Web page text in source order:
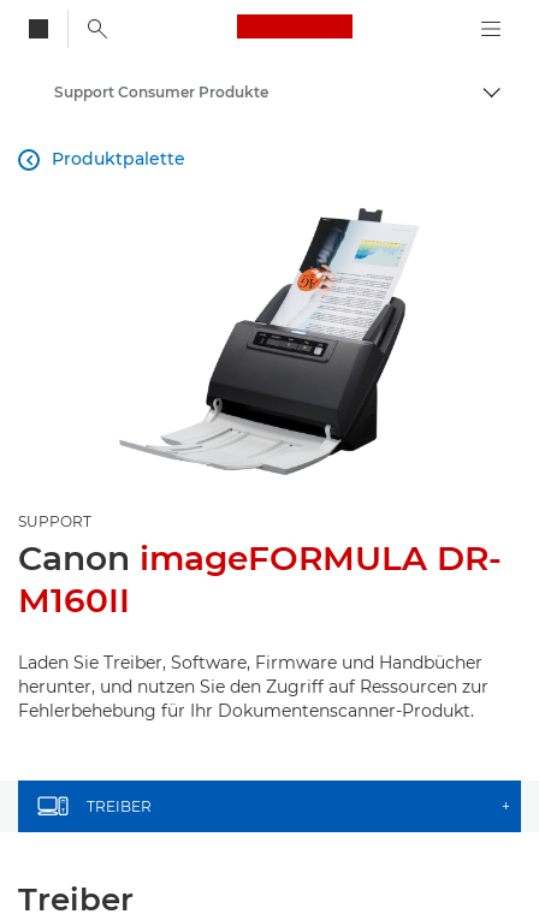
Canon Logo, back
Auf
Support Consumer Produkte
Produktpalette

SUPPORT
Canon imageFORMULA DR-
M160II
Laden Sie Treiber, Software, Firmware und Handbücher
herunter, und nutzen Sie den Zugriff auf Ressourcen zur
Fehlerbehebung für Ihr Dokumentenscanner-Produkt.
TREIBER +
Treiber